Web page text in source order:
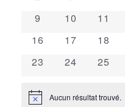
0
9
0
10
0
11
0
16
0
17
0
18
0
23
0
24
0
25
Notice Aucun résultat trouvé.